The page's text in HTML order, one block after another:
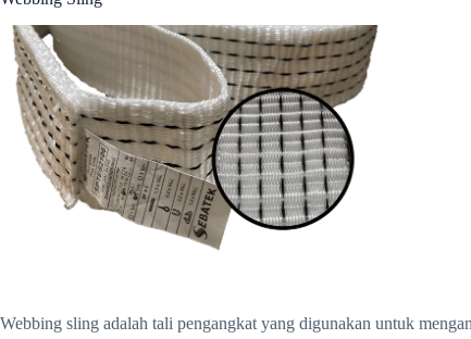
Webbing sling adalah tali pengangkat yang digunakan untuk